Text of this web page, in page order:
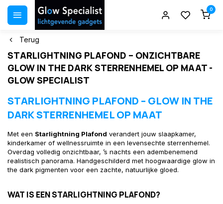
0
Terug
STARLIGHTNING PLAFOND – ONZICHTBARE
GLOW IN THE DARK STERRENHEMEL OP MAAT -
GLOW SPECIALIST
STARLIGHTNING PLAFOND – GLOW IN THE
DARK STERRENHEMEL OP MAAT
Met een Starlightning Plafond verandert jouw slaapkamer,
kinderkamer of wellnessruimte in een levensechte sterrenhemel.
Overdag volledig onzichtbaar, ’s nachts een adembenemend
realistisch panorama. Handgeschilderd met hoogwaardige glow in
the dark pigmenten voor een zachte, natuurlijke gloed.
WAT IS EEN STARLIGHTNING PLAFOND?